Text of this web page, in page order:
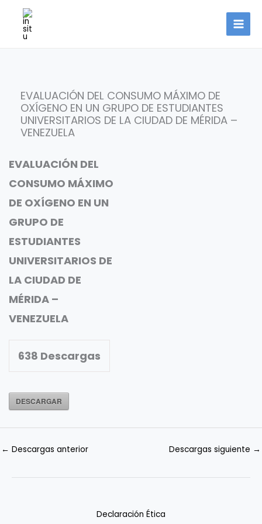
contenido
EVALUACIÓN DEL CONSUMO MÁXIMO DE
OXÍGENO EN UN GRUPO DE ESTUDIANTES
UNIVERSITARIOS DE LA CIUDAD DE MÉRIDA –
VENEZUELA
EVALUACIÓN DEL
CONSUMO MÁXIMO
DE OXÍGENO EN UN
GRUPO DE
ESTUDIANTES
UNIVERSITARIOS DE
LA CIUDAD DE
MÉRIDA –
VENEZUELA
638 Descargas
DESCARGAR
← Descargas anterior Descargas siguiente →
Declaración Ética